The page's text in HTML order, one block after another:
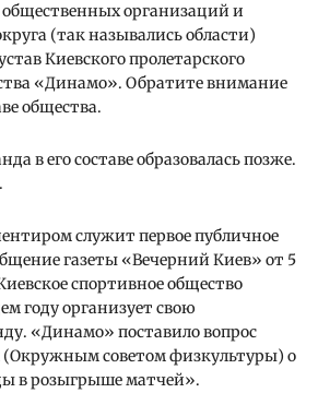
организаций и
(так назывались области)
Киевского пролетарского
«Динамо». Обратите внимание
общества.
в его составе образовалась позже.
служит первое публичное
газеты «Вечерний Киев» от 5
спортивное общество
году организует свою
«Динамо» поставило вопрос
советом физкультуры) о
в розыгрыше матчей».